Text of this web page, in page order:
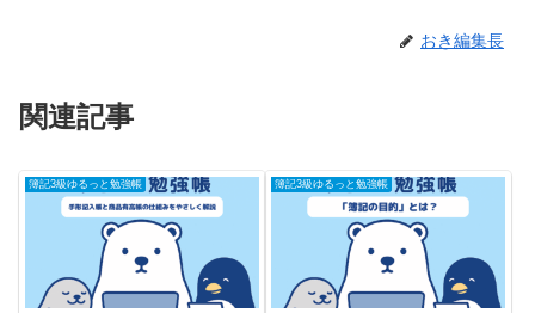
おき編集長
関連記事
簿記3級ゆるっと勉強帳 簿記3級ゆるっと勉強帳